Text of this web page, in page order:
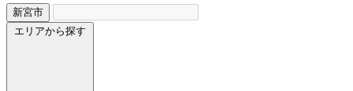
新宮市
エリアから探す